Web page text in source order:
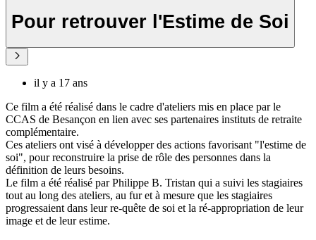
Pour retrouver l'Estime de Soi
il y a 17 ans
Ce film a été réalisé dans le cadre d'ateliers mis en place par le
CCAS de Besançon en lien avec ses partenaires instituts de retraite
complémentaire.
Ces ateliers ont visé à développer des actions favorisant "l'estime de
soi", pour reconstruire la prise de rôle des personnes dans la
définition de leurs besoins.
Le film a été réalisé par Philippe B. Tristan qui a suivi les stagiaires
tout au long des ateliers, au fur et à mesure que les stagiaires
progressaient dans leur re-quête de soi et la ré-appropriation de leur
image et de leur estime.